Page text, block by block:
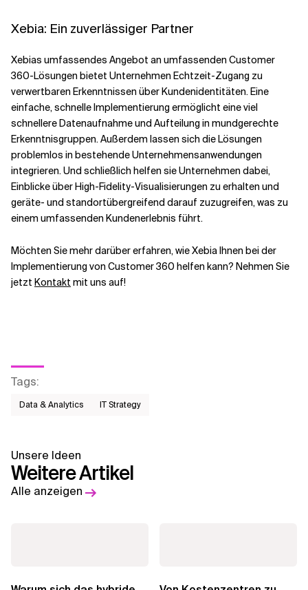
Xebia: Ein zuverlässiger Partner
Xebias umfassendes Angebot an umfassenden Customer
360-Lösungen bietet Unternehmen Echtzeit-Zugang zu
verwertbaren Erkenntnissen über Kundenidentitäten. Eine
einfache, schnelle Implementierung ermöglicht eine viel
schnellere Datenaufnahme und Aufteilung in mundgerechte
Erkenntnisgruppen. Außerdem lassen sich die Lösungen
problemlos in bestehende Unternehmensanwendungen
integrieren. Und schließlich helfen sie Unternehmen dabei,
Einblicke über High-Fidelity-Visualisierungen zu erhalten und
geräte- und standortübergreifend darauf zuzugreifen, was zu
einem umfassenden Kundenerlebnis führt.
Möchten Sie mehr darüber erfahren, wie Xebia Ihnen bei der
Implementierung von Customer 360 helfen kann? Nehmen Sie
jetzt Kontakt mit uns auf!
Tags:
Data & Analytics IT Strategy
Unsere Ideen
Weitere Artikel
Alle anzeigen